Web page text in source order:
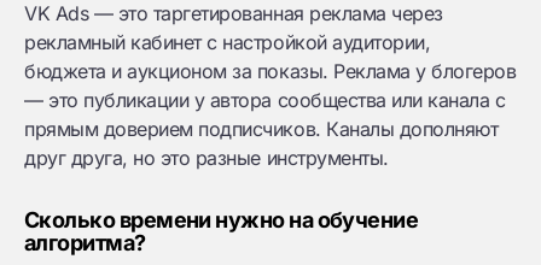
VK Ads — это таргетированная реклама через
рекламный кабинет с настройкой аудитории,
бюджета и аукционом за показы. Реклама у блогеров
— это публикации у автора сообщества или канала с
прямым доверием подписчиков. Каналы дополняют
друг друга, но это разные инструменты.
Сколько времени нужно на обучение
алгоритма?